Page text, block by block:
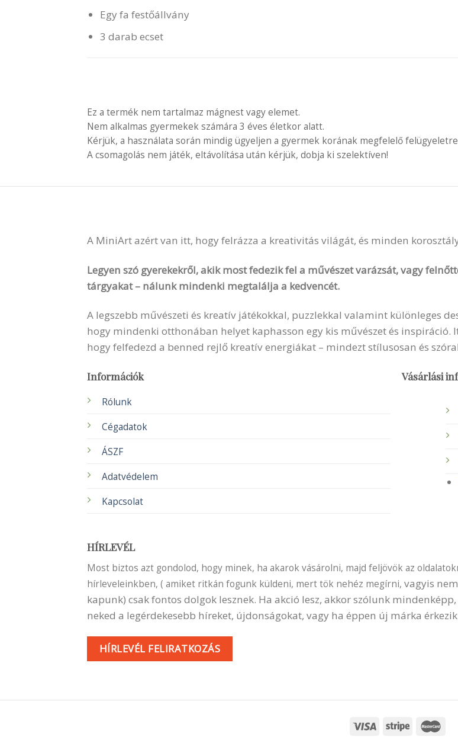
Egy fa festőállvány
3 darab ecset
Ez a termék nem tartalmaz mágnest vagy elemet.
Nem alkalmas gyermekek számára 3 éves életkor alatt.
Kérjük, a használata során mindig ügyeljen a gyermek korának megfelelő
A csomagolás nem játék, eltávolítása után kérjük, dobja ki szelektíven!
A MiniArt azért van itt, hogy felrázza a kreativitás világát, és minden
Legyen szó gyerekekről, akik most fedezik fel a művészet varázsát, vagy
tárgyakat – nálunk mindenki megtalálja a kedvencét.
A legszebb művészeti és kreatív játékokkal, puzzlekkal valamint különleges
hogy mindenki otthonában helyet kaphasson egy kis művészet és inspiráció.
hogy felfedezd a benned rejlő kreatív energiákat – mindezt stílusosan és
Információk
Rólunk
Cégadatok
ÁSZF
Adatvédelem
Kapcsolat
Vásárlási
HÍRLEVÉL
Most biztos azt gondolod, hogy minek, ha akarok vásárolni, majd feljövök az
hírleveleinkben, ( amiket ritkán fogunk küldeni, mert tök nehéz megírni, vagyis
kapunk) csak fontos dolgok lesznek. Ha akció lesz, akkor szólunk
neked a legérdekesebb híreket, újdonságokat, vagy ha éppen új márka
HÍRLEVÉL FELIRATKOZÁS